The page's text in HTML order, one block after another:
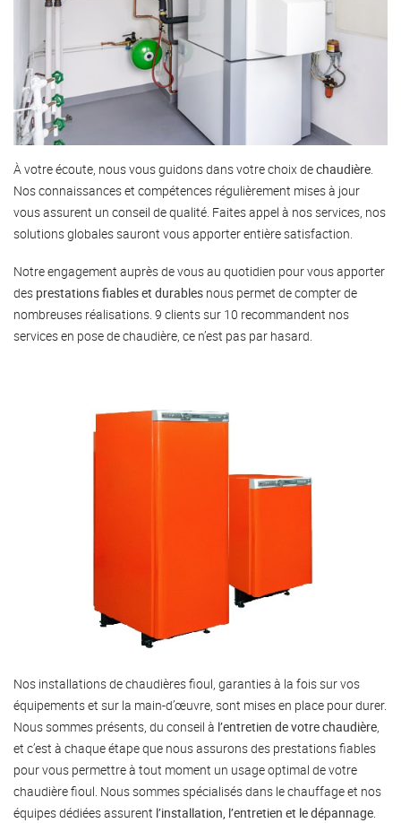
À votre écoute, nous vous guidons dans votre choix dechaudière
Nos connaissances et compétences régulièrement mises à jour
vous assurent un conseil de qualité. Faites appel à nos services, nos
solutions globales sauront vous apporter entière satisfaction.
Notre engagement auprès de vous au quotidien pour vous apporter
des prestations fiables et durables nous permet de compter de
nombreuses réalisations. 9 clients sur 10 recommandent nos
services en pose de chaudière, ce n’est pas par hasard.
Nos installations de chaudières fioul, garanties à la fois sur vos
équipements et sur la main-d’œuvre, sont mises en place pour durer.
Nous sommes présents, du conseil à l’entretien de votre chaudière,
et c’est à chaque étape que nous assurons des prestations fiables
pour vous permettre à tout moment un usage optimal de votre
chaudière fioul. Nous sommes spécialisés dans le chauffage et nos
équipes dédiées assurent l’installation, l’entretien et le dépannage.